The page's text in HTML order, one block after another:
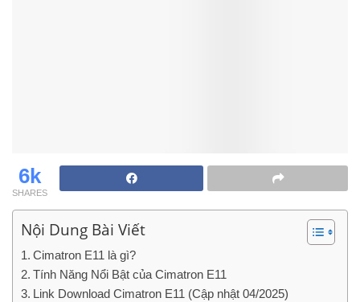
6k
SHARES
Nội Dung Bài Viết
Cimatron E11 là gì?
Tính Năng Nổi Bật của Cimatron E11
Link Download Cimatron E11 (Cập nhật 04/2025)